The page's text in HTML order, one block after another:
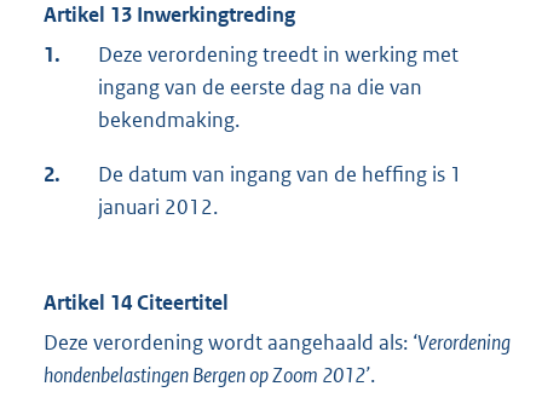
Artikel 13 Inwerkingtreding
1.
Deze verordening treedt in werking met
ingang van de eerste dag na die van
bekendmaking.
2.
De datum van ingang van de heffing is 1
januari 2012.
Artikel 14 Citeertitel
Deze verordening wordt aangehaald als: ‘Verordening
hondenbelastingen Bergen op Zoom 2012’.